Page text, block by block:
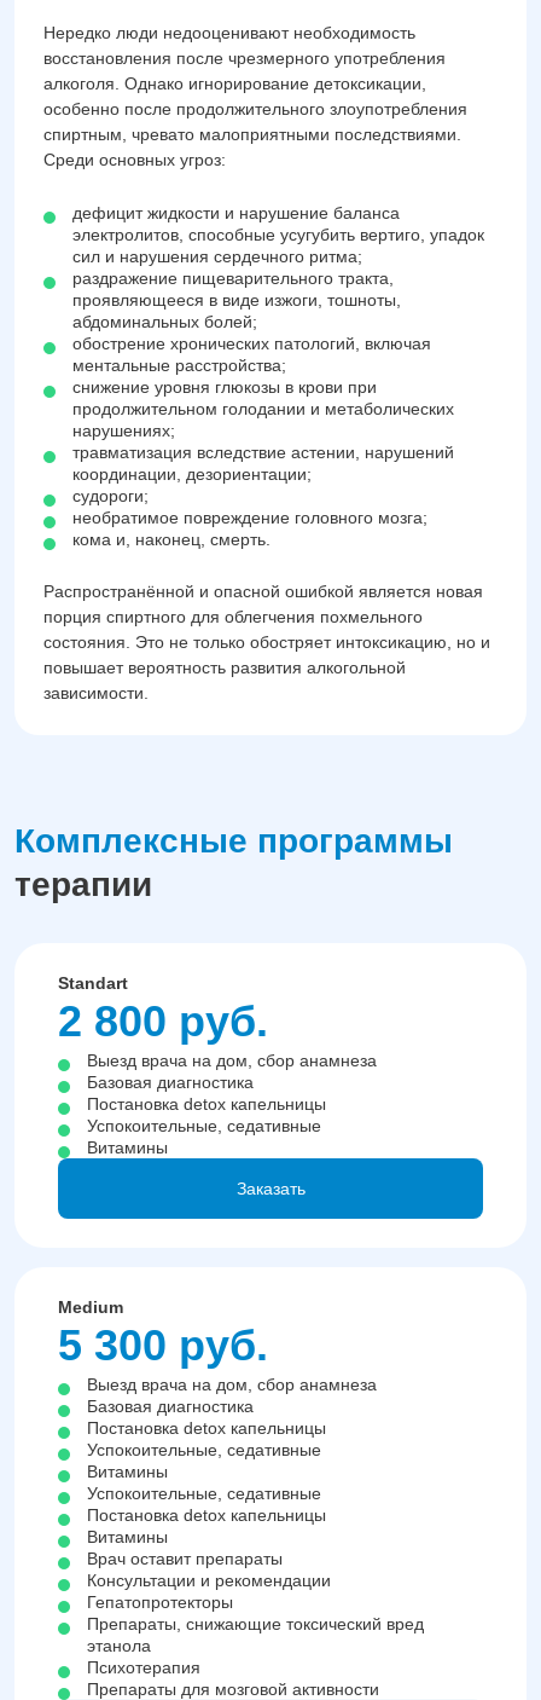
Нередко люди недооценивают необходимость
восстановления после чрезмерного употребления
алкоголя. Однако игнорирование детоксикации,
особенно после продолжительного злоупотребления
спиртным, чревато малоприятными последствиями.
Среди основных угроз:
дефицит жидкости и нарушение баланса
электролитов, способные усугубить вертиго, упадок
сил и нарушения сердечного ритма;
раздражение пищеварительного тракта,
проявляющееся в виде изжоги, тошноты,
абдоминальных болей;
обострение хронических патологий, включая
ментальные расстройства;
снижение уровня глюкозы в крови при
продолжительном голодании и метаболических
нарушениях;
травматизация вследствие астении, нарушений
координации, дезориентации;
судороги;
необратимое повреждение головного мозга;
кома и, наконец, смерть.
Распространённой и опасной ошибкой является новая
порция спиртного для облегчения похмельного
состояния. Это не только обостряет интоксикацию, но и
повышает вероятность развития алкогольной
зависимости.
Комплексные программы
терапии
Standart
2 800 руб.
Выезд врача на дом, сбор анамнеза
Базовая диагностика
Постановка detox капельницы
Успокоительные, седативные
Витамины
Заказать
Medium
5 300 руб.
Выезд врача на дом, сбор анамнеза
Базовая диагностика
Постановка detox капельницы
Успокоительные, седативные
Витамины
Успокоительные, седативные
Постановка detox капельницы
Витамины
Врач оставит препараты
Консультации и рекомендации
Гепатопротекторы
Препараты, снижающие токсический вред
этанола
Психотерапия
Препараты для мозговой активности